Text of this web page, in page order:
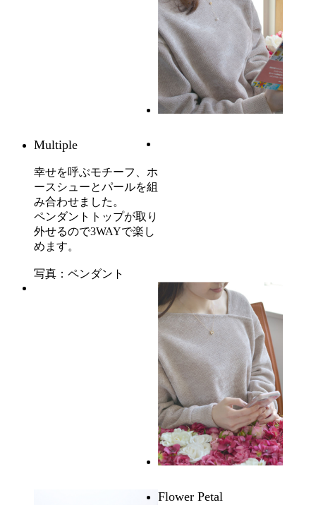
Multiple
幸せを呼ぶモチーフ、ホ
ースシューとパールを組
み合わせました。
ペンダントトップが取り
外せるので3WAYで楽し
めます。
写真：ペンダント
Flower Petal